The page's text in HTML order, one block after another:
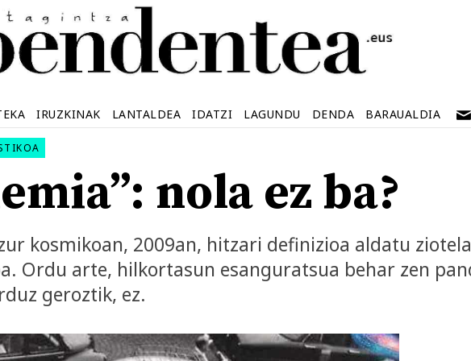
IRUZKINAK LANTALDEA IDATZI LAGUNDU DENDA BARAUALDIA
nola ez ba?
kosmikoan, 2009an, hitzari definizioa aldatu
Ordu arte, hilkortasun esanguratsua behar zen
geroztik, ez.